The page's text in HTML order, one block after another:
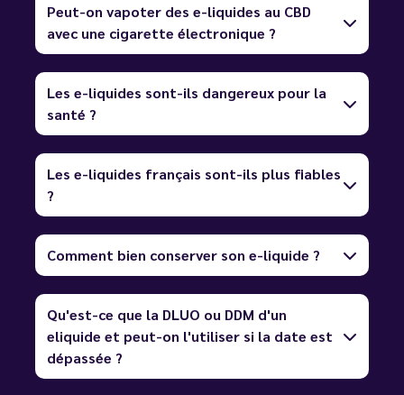
Peut-on vapoter des e-liquides au CBD
avec une cigarette électronique ?
Les e-liquides sont-ils dangereux pour la
santé ?
Les e-liquides français sont-ils plus fiables
?
Comment bien conserver son e-liquide ?
Qu'est-ce que la DLUO ou DDM d'un
eliquide et peut-on l'utiliser si la date est
dépassée ?